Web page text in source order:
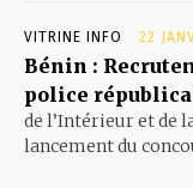
VITRINE INFO 22
Bénin :
police
de l’Intérieur et de
lancement du